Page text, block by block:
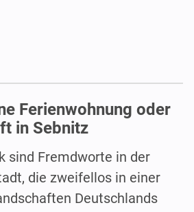
Ferienwohnung oder
in Sebnitz
sind Fremdworte in der
die zweifellos in einer
Deutschlands